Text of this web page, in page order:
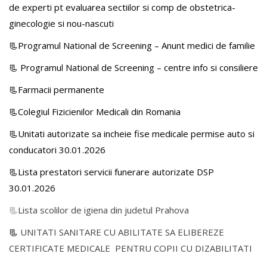
de experti pt evaluarea sectiilor si comp de obstetrica-
ginecologie si nou-nascuti
📃Programul National de Screening – Anunt medici de familie
📃 Programul National de Screening – centre info si consiliere
📃Farmacii permanente
📃Colegiul Fizicienilor Medicali din Romania
📃Unitati autorizate sa incheie fise medicale permise auto si
conducatori 30.01.2026
📃Lista prestatori servicii funerare autorizate DSP
30.01.2026
📃Lista scolilor de igiena din judetul Prahova
📃 UNITATI SANITARE CU ABILITATE SA ELIBEREZE
CERTIFICATE MEDICALE PENTRU COPII CU DIZABILITATI